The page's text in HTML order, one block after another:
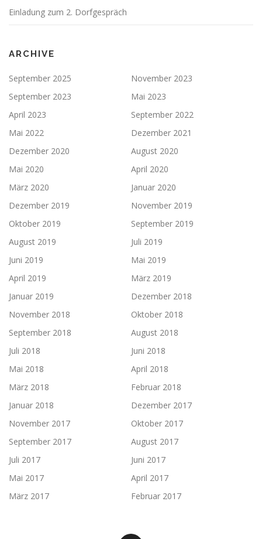
Einladung zum 2. Dorfgespräch
ARCHIVE
September 2025
November 2023
September 2023
Mai 2023
April 2023
September 2022
Mai 2022
Dezember 2021
Dezember 2020
August 2020
Mai 2020
April 2020
März 2020
Januar 2020
Dezember 2019
November 2019
Oktober 2019
September 2019
August 2019
Juli 2019
Juni 2019
Mai 2019
April 2019
März 2019
Januar 2019
Dezember 2018
November 2018
Oktober 2018
September 2018
August 2018
Juli 2018
Juni 2018
Mai 2018
April 2018
März 2018
Februar 2018
Januar 2018
Dezember 2017
November 2017
Oktober 2017
September 2017
August 2017
Juli 2017
Juni 2017
Mai 2017
April 2017
März 2017
Februar 2017